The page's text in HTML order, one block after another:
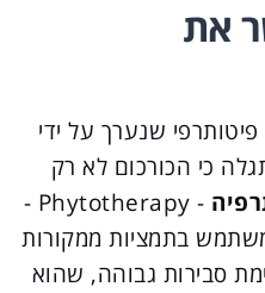
את
שנערך על ידי
כי הכורכום לא רק
- Phytotherapy -
בתמציות ממקורות
סבירות גבוהה, שהוא